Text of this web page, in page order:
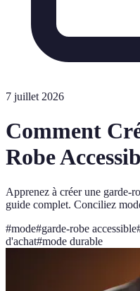
7 juillet 2026
Comment
Robe
Apprenez à créer une garde-
guide complet. Conciliez
#mode#garde-robe accessible
d'achat#mode durable